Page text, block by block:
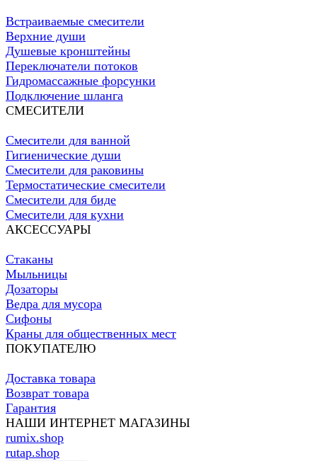
Встраиваемые смесители
Верхние души
Душевые кронштейны
Переключатели потоков
Гидромассажные форсунки
Подключение шланга
СМЕСИТЕЛИ
Смесители для ванной
Гигиенические души
Смесители для раковины
Термостатические смесители
Смесители для биде
Смесители для кухни
АКСЕССУАРЫ
Стаканы
Мыльницы
Дозаторы
Ведра для мусора
Сифоны
Краны для общественных мест
ПОКУПАТЕЛЮ
Доставка товара
Возврат товара
Гарантия
НАШИ ИНТЕРНЕТ МАГАЗИНЫ
rumix.shop
rutap.shop